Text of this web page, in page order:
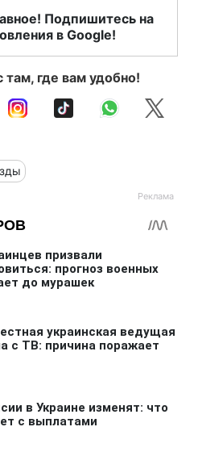
Подпишитесь на
в Google!
там, где вам удобно!